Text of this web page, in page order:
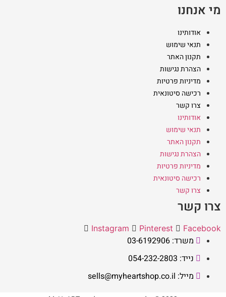
מי אנחנו
אודותינו
תנאי שימוש
תקנון האתר
הצהרת נגישות
מדיניות פרטיות
רכישה סיטונאית
צרו קשר
אודותינו
תנאי שימוש
תקנון האתר
הצהרת נגישות
מדיניות פרטיות
רכישה סיטונאית
צרו קשר
צרו קשר
Instagram Pinterest Facebook
משרד: 03-6192906
נייד: 054-232-2803
מייל: sells@myheartshop.co.il